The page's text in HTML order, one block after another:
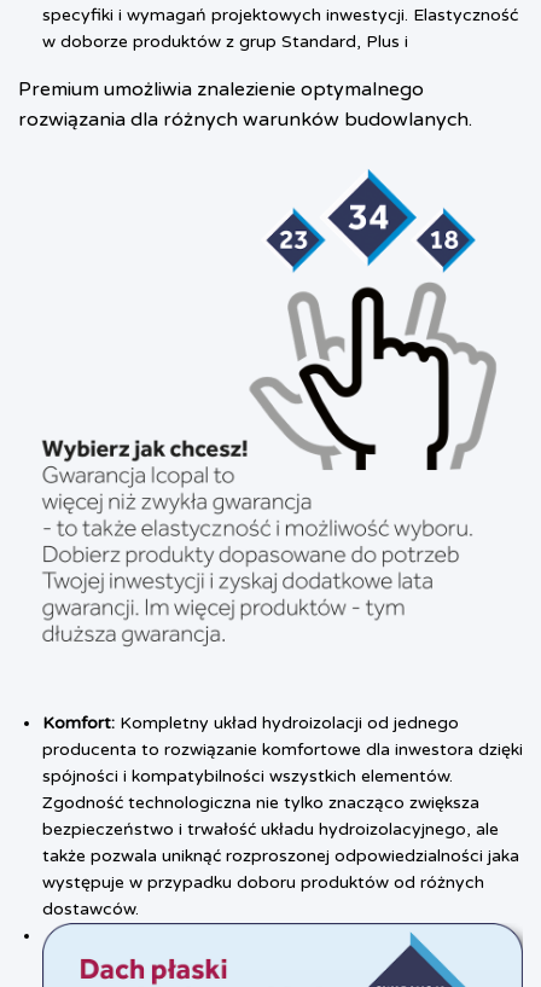
specyfiki i wymagań projektowych inwestycji. Elastyczność
w doborze produktów z grup Standard, Plus i
Premium umożliwia znalezienie optymalnego
rozwiązania dla różnych warunków budowlanych.
Komfort: Kompletny układ hydroizolacji od jednego
producenta to rozwiązanie komfortowe dla inwestora dzięki
spójności i kompatybilności wszystkich elementów.
Zgodność technologiczna nie tylko znacząco zwiększa
bezpieczeństwo i trwałość układu hydroizolacyjnego, ale
także pozwala uniknąć rozproszonej odpowiedzialności jaka
występuje w przypadku doboru produktów od różnych
dostawców.